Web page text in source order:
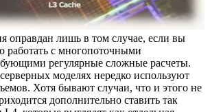
оправдан лишь в том случае, если вы
работать с многопоточными
регулярные сложные расчеты.
моделях нередко используют
Хотя бывают случаи, что и этого не
дополнительно ставить так